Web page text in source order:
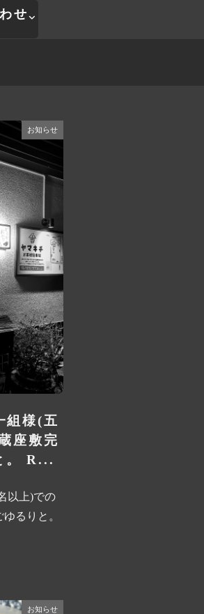
せ
お知らせ
組様(五
座敷完
。 R...
以上)での
るりと。
お知らせ